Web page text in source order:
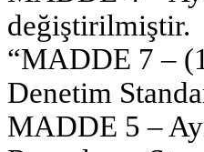
değiştirilmiştir.
“MADDE 7 –
Denetim
MADDE 5 –